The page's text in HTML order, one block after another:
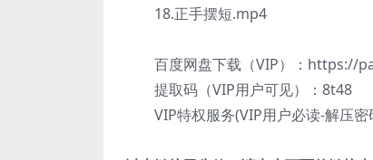
18.正手摆短.mp4
百度网盘下载（VIP）：https://
提取码（VIP用户可见）：8t48
VIP特权服务(VIP用户必读-解压密